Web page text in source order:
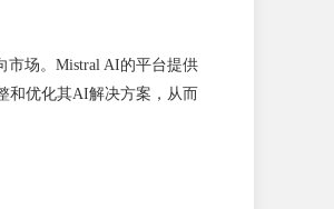
市场。Mistral AI的平台提供
和优化其AI解决方案，从而